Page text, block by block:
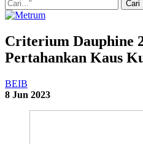
Criterium Dauphine
Pertahankan Kaus
BEIB
8 Jun 2023